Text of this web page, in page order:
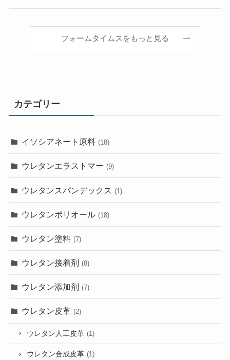
フォームタイムスをもっと見る
カテゴリー
イソシアネート原料 (18)
ウレタンエラストマー (9)
ウレタンスパンデックス (1)
ウレタンポリオール (18)
ウレタン塗料 (7)
ウレタン接着剤 (8)
ウレタン添加剤 (7)
ウレタン皮革 (2)
ウレタン人工皮革 (1)
ウレタン合成皮革 (1)